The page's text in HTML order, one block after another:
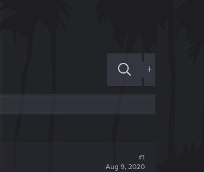
+
#1
Aug 9, 2020